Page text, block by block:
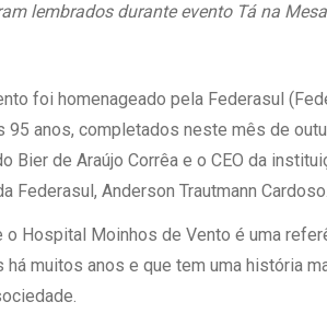
Quem
lembrados durante evento Tá na Mesa
foi homenageado pela Federasul
95 anos, completados neste mês de
Bier de Araújo Corrêa e o CEO da
Federasul, Anderson Trautmann Cardoso.
o Hospital Moinhos de Vento é uma
há muitos anos e que tem uma história